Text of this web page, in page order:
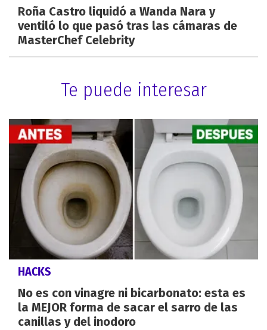
Roña Castro liquidó a Wanda Nara y
ventiló lo que pasó tras las cámaras de
MasterChef Celebrity
Te puede interesar
HACKS
No es con vinagre ni bicarbonato: esta es
la MEJOR forma de sacar el sarro de las
canillas y del inodoro